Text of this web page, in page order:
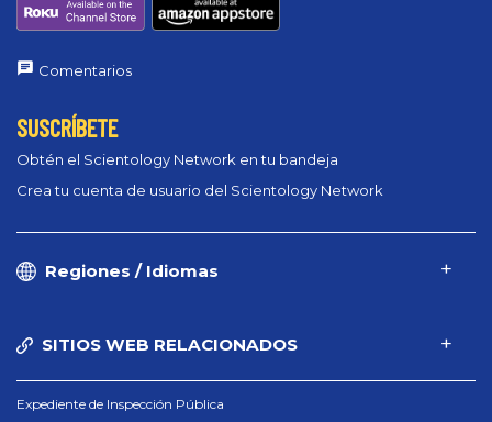
Comentarios
SUSCRÍBETE
Obtén el Scientology Network en tu bandeja
Crea tu cuenta de usuario del Scientology Network
Regiones / Idiomas
SITIOS WEB RELACIONADOS
Expediente de Inspección Pública